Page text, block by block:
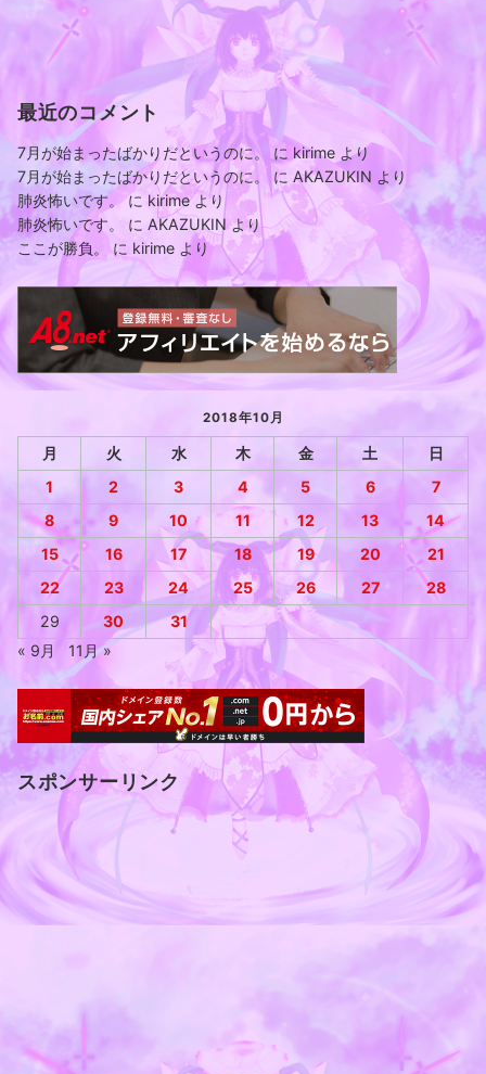
最近のコメント
7月が始まったばかりだというのに。 に kirime より
7月が始まったばかりだというのに。 に AKAZUKIN より
肺炎怖いです。に kirimeより
肺炎怖いです。 に AKAZUKINより
ここが勝負。
に kirime より
2018年10月
月 火 水 木 金 土
日
1
2 3 4 5 6
7
8
9 10 11 12 13
14
15
16 17 18 19 20
21
22
23 24 25 26 27
28
29
30
31
« 9月
11月 »
スポンサーリンク